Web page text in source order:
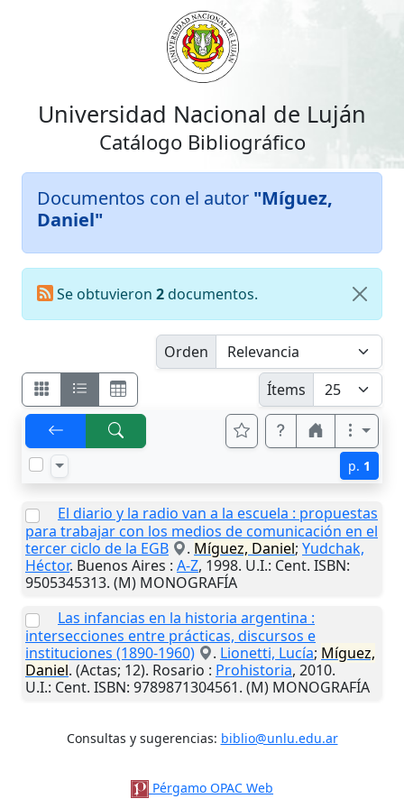
Universidad Nacional de Luján
Catálogo Bibliográfico
Documentos con el autor "Míguez,
Daniel"
Se obtuvieron 2documentos.
Orden
Ítems
p. 1
El diario y la radio van a la escuela : propuestas
para trabajar con los medios de comunicación en el
tercer ciclo de la EGB
. Míguez, Daniel; Yudchak,
Héctor. Buenos Aires : A-Z, 1998. U.I.: Cent. ISBN:
9505345313. (M) MONOGRAFÍA
Las infancias en la historia argentina :
intersecciones entre prácticas, discursos e
instituciones (1890-1960)
. Lionetti, Lucía; Míguez,
Daniel. (Actas; 12). Rosario : Prohistoria, 2010.
U.I.: Cent. ISBN: 9789871304561. (M) MONOGRAFÍA
Consultas y sugerencias: biblio@unlu.edu.ar
Pérgamo OPAC Web